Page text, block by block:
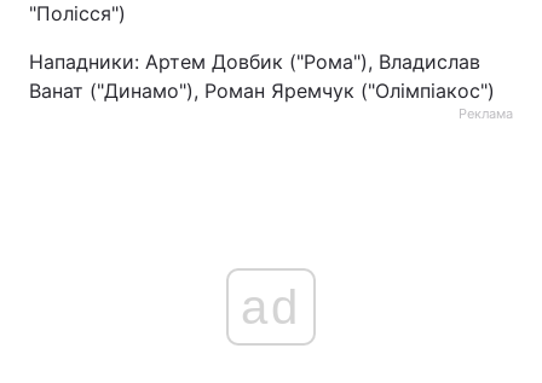
"Полісся")
Нападники: Артем Довбик ("Рома"), Владислав
Ванат ("Динамо"), Роман Яремчук ("Олімпіакос")
Реклама
ad